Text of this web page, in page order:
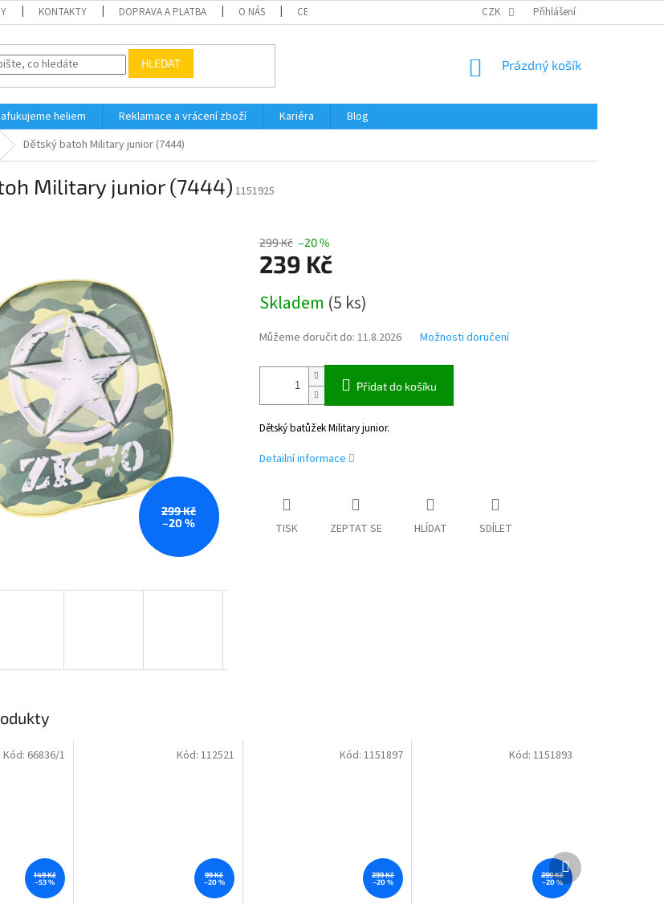
KONTAKTY DOPRAVA A PLATBA O NÁS CERTIFIKÁTY A NÁVODY OBCHODNÍ PODMÍNKY OCHRANA OSOBNÍCH
CZK Přihlášení
HLEDAT
NÁKUPNÍ
Prázdný košík
heliem Reklamace a vrácení zboží Kariéra
Blog
Dětský batoh Military junior (7444)
Military junior (7444) 1151925
299 Kč
–20 %
299 Kč –20 %
239 Kč
cena:
Skladem (5 ks)
Můžeme doručit do: 11.8.2026 Možnosti doručení
Přidat do košíku
Dětský batůžek Military junior.
Detailní informace
TISK ZEPTAT SE HLÍDAT SDÍLET
149 Kč
–53 %
Kód: 66836/1
99 Kč
–20 %
Kód: 112521
299 Kč
–20 %
Kód:1151897
299 Kč
–20 %
Kód: 1151893
Další
produkt